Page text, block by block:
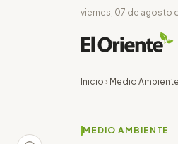
viernes, 07 de agosto
Inicio › Medio Ambiente
MEDIO AMBIENTE